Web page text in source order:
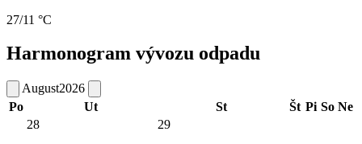
27/11 °C
Harmonogram vývozu odpadu
August2026
Po
Ut St Št Pi So Ne
28
29